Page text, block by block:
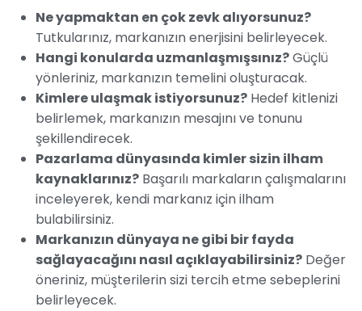
Ne yapmaktan en çok zevk alıyorsunuz?
Tutkularınız, markanızın enerjisini belirleyecek.
Hangi konularda uzmanlaşmışsınız?Güçlü
yönleriniz, markanızın temelini oluşturacak.
Kimlere ulaşmak istiyorsunuz? Hedef kitlenizi
belirlemek, markanızın mesajını ve tonunu
şekillendirecek.
Pazarlama dünyasında kimler sizin ilham
kaynaklarınız? Başarılı markaların çalışmalarını
inceleyerek, kendi markanız için ilham
bulabilirsiniz.
Markanızın dünyaya ne gibi bir fayda
sağlayacağını nasıl açıklayabilirsiniz? Değer
öneriniz, müşterilerin sizi tercih etme sebeplerini
belirleyecek.